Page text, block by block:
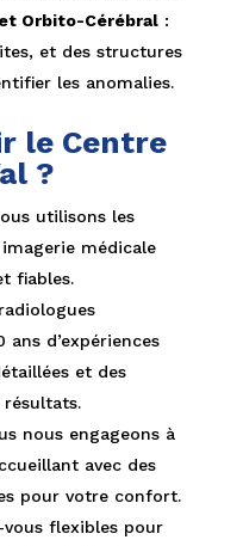
Orbito-Cérébral:
et des structures
les anomalies.
le Centre
?
utilisons les
médicale
fiables.
d’expériences
et des
résultats.
nous engageons à
avec des
pour votre confort.
flexibles pour